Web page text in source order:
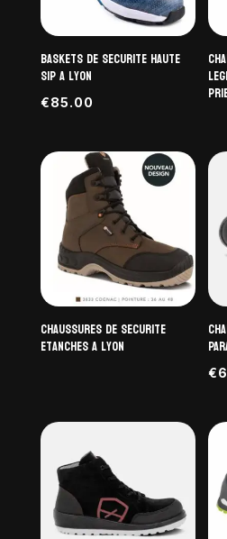
Baskets de securite haute
S1P a Lyon
€85.00
Chaussures de securite
etanches a Lyon
€